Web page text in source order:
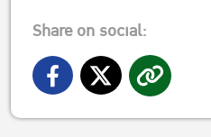
Share on social: